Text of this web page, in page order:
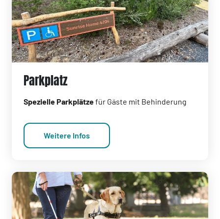
Parkplatz
Spezielle Parkplätzefür Gäste mit Behinderung
Weitere Infos